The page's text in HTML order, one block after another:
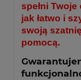
spełni
jak łatwo i
swoją
pomocą.